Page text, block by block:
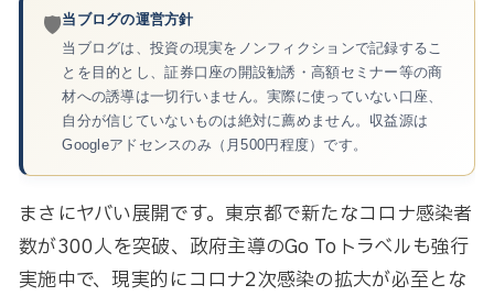
🛡️当ブログの運営方針
当ブログは、投資の現実をノンフィクションで記録するこ
とを目的とし、証券口座の開設勧誘・高額セミナー等の商
材への誘導は一切行いません。実際に使っていない口座、
自分が信じていないものは絶対に薦めません。収益源は
Googleアドセンスのみ（月500円程度）です。
まさにヤバい展開です。東京都で新たなコロナ感染者
数が300人を突破、政府主導のGo Toトラベルも強行
実施中で、現実的にコロナ2次感染の拡大が必至とな